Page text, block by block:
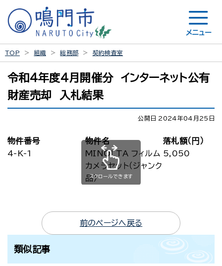
メニュー
TOP 組織 総務部 契約検査室
令和４年度４月開催分 インターネット公有
財産売却 入札結果
公開日 2024年04月25日
物件番号 物件名
落札額（円）
4-K-1
MINOLTA フィルム
カメラセット（ジャンク
品）
5,050
スクロールできます
前のページへ戻る
類似記事